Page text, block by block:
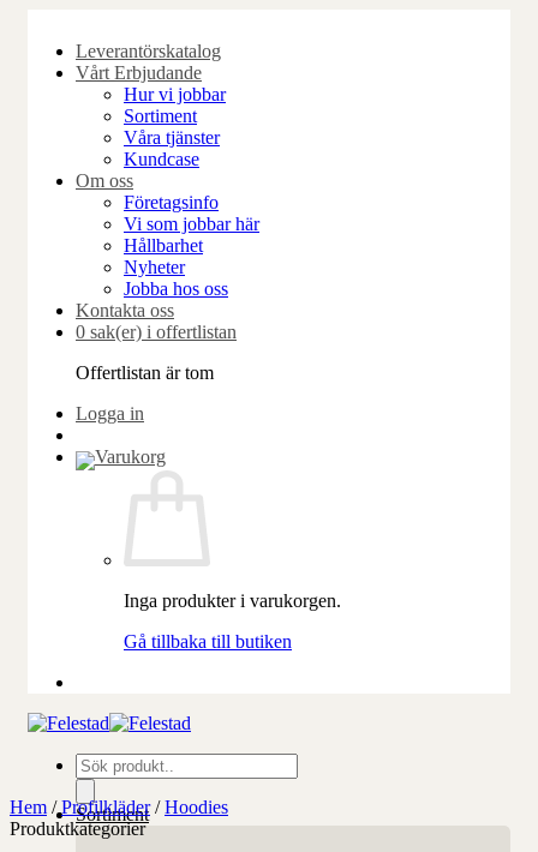
content
Leverantörskatalog
Vårt Erbjudande
Hur vi jobbar
Sortiment
Våra tjänster
Kundcase
Om oss
Företagsinfo
Vi som jobbar här
Hållbarhet
Nyheter
Jobba hos oss
Kontakta oss
0 sak(er) i offertlistan
Offertlistan är tom
Logga in
Inga produkter i varukorgen.
Gå tillbaka till butiken
Produktsökning
Sortiment
Hem / Profilkläder / Hoodies
Produktkategorier